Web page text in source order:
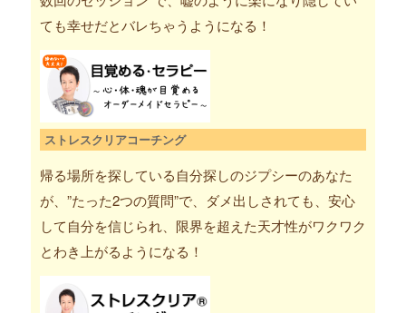
ても幸せだとバレちゃうようになる！
ストレスクリアコーチング
帰る場所を探している自分探しのジプシーのあなた
が、”たった2つの質問”で、ダメ出しされても、安心
して自分を信じられ、限界を超えた天才性がワクワク
とわき上がるようになる！